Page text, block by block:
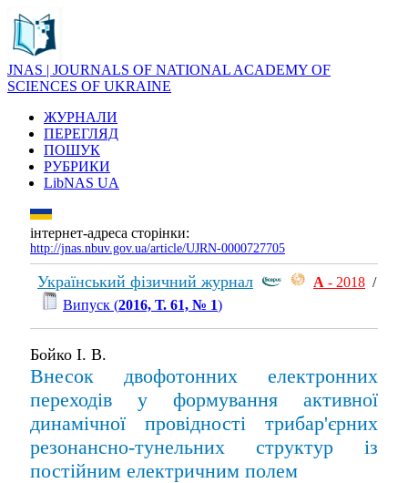
JNAS | JOURNALS OF NATIONAL ACADEMY OF
SCIENCES OF UKRAINE
ЖУРНАЛИ
ПЕРЕГЛЯД
ПОШУК
РУБРИКИ
LibNAS UA
інтернет-адреса сторінки:
http://jnas.nbuv.gov.ua/article/UJRN-0000727705
Український фізичний журнал А - 2018 /
Випуск (2016, Т. 61, № 1)
Бойко І. В.
Внесок двофотонних електронних
переходів у формування активної
динамічної провідності трибар'єрних
резонансно-тунельних структур із
постійним електричним полем